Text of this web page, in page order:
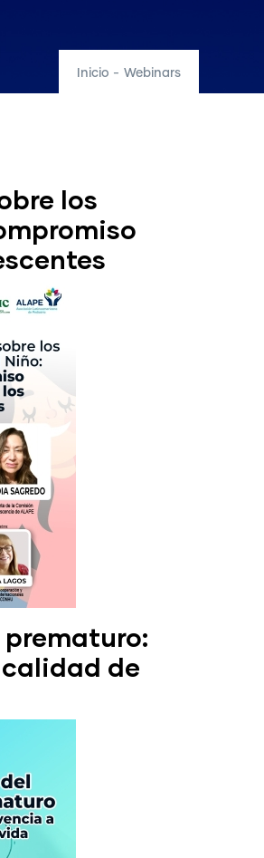
Inicio - Webinars
los
prematuro:
de